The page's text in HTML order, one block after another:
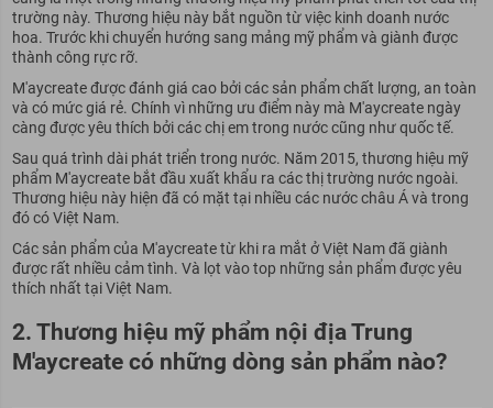
trường này. Thương hiệu này bắt nguồn từ việc kinh doanh nước
hoa. Trước khi chuyển hướng sang mảng mỹ phẩm và giành được
thành công rực rỡ.
M'aycreate được đánh giá cao bởi các sản phẩm chất lượng, an toàn
và có mức giá rẻ. Chính vì những ưu điểm này mà M'aycreate ngày
càng được yêu thích bởi các chị em trong nước cũng như quốc tế.
Sau quá trình dài phát triển trong nước. Năm 2015, thương hiệu mỹ
phẩm M'aycreate bắt đầu xuất khẩu ra các thị trường nước ngoài.
Thương hiệu này hiện đã có mặt tại nhiều các nước châu Á và trong
đó có Việt Nam.
Các sản phẩm của M'aycreate từ khi ra mắt ở Việt Nam đã giành
được rất nhiều cảm tình. Và lọt vào top những sản phẩm được yêu
thích nhất tại Việt Nam.
2. Thương hiệu mỹ phẩm nội địa Trung
M'aycreate có những dòng sản phẩm nào?